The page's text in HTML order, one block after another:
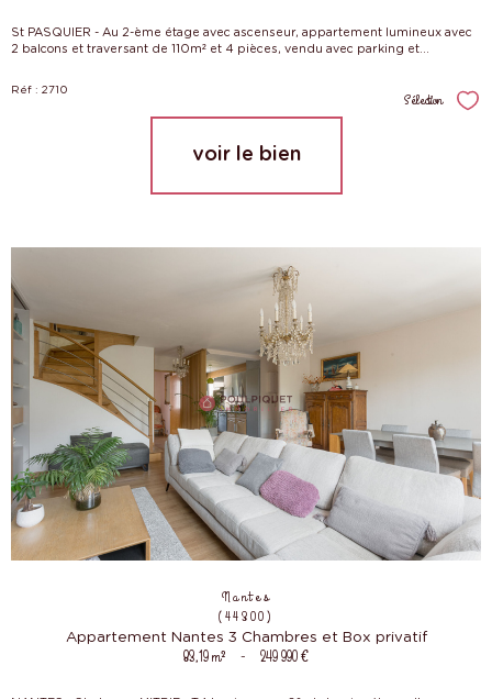
St PASQUIER - Au 2-ème étage avec ascenseur, appartement lumineux avec
2 balcons et traversant de 110m² et 4 pièces, vendu avec parking et...
Réf : 2710
Sélection
voir le bien
Nantes
(44300)
Appartement Nantes 3 Chambres et Box privatif
83,19 m² - 249 990 €